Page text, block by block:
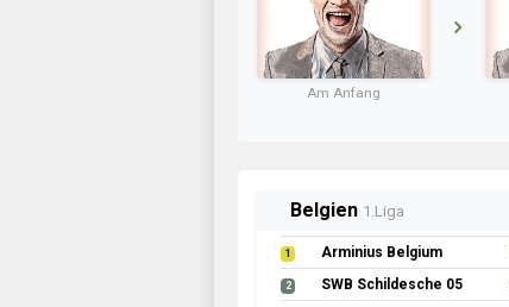
Am Anfang
Belgien 1.Liga
1 Arminius Belgium
2 SWB Schildesche 05